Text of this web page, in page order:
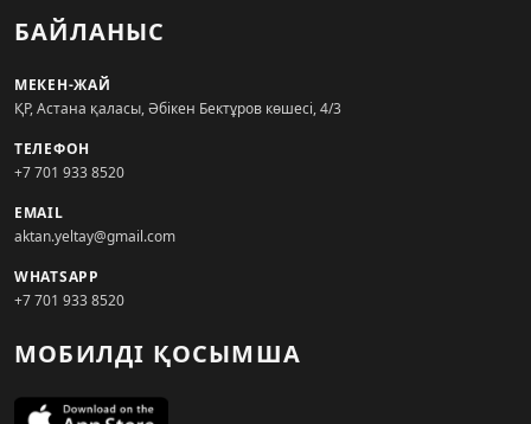
БАЙЛАНЫС
МЕКЕН-ЖАЙ
ҚР, Астана қаласы, Әбікен Бектұров көшесі, 4/3
ТЕЛЕФОН
+7 701 933 8520
EMAIL
aktan.yeltay@gmail.com
WHATSAPP
+7 701 933 8520
МОБИЛДІ ҚОСЫМША